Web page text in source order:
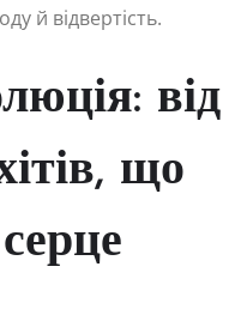
й відвертість.
від
що